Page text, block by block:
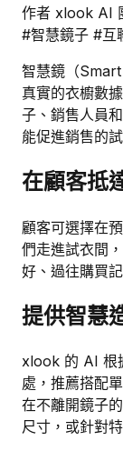
作者 xlook AI
#智慧鏡子 #互
智慧鏡（
真實的衣櫥數
子、銷售人員
能促進銷售的
在顧客抵
顧客可選擇在
們走進試衣間
好、過往購買
提供智慧
xlook 的 AI 根
處，推薦搭配
在不離開鏡子
尺寸，或針對